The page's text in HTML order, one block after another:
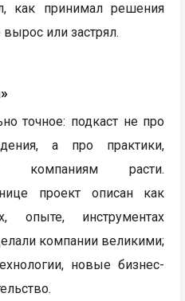
как принимал решения
или застрял.
точное: подкаст не про
а про практики,
компаниям расти.
проект описан как
опыте, инструментах
компании великими;
новые бизнес-